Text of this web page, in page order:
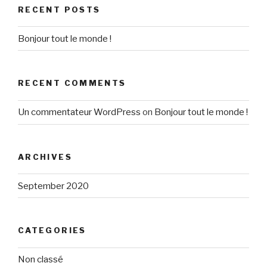
RECENT POSTS
Bonjour tout le monde !
RECENT COMMENTS
Un commentateur WordPress on Bonjour tout le monde !
ARCHIVES
September 2020
CATEGORIES
Non classé